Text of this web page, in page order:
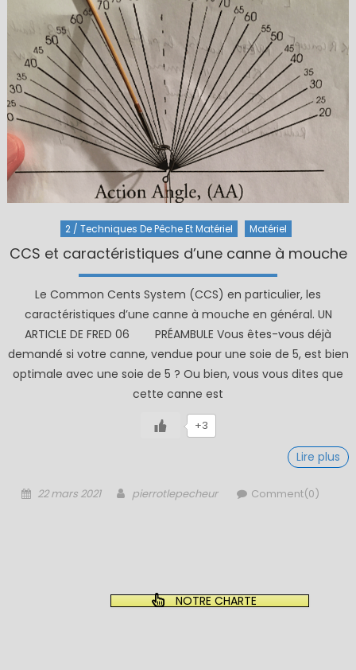
2 / Techniques De Pêche Et Matériel Matériel
CCS et caractéristiques d’une canne à mouche
Le Common Cents System (CCS) en particulier, les
caractéristiques d’une canne à mouche en général. UN
ARTICLE DE FRED 06 PRÉAMBULE Vous êtes-vous déjà
demandé si votre canne, vendue pour une soie de 5, est bien
optimale avec une soie de 5 ? Ou bien, vous vous dites que
cette canne est
+3
Lire plus
Posted
22 mars 2021 Author
pierrotlepecheur Comment(0)
NOTRE CHARTE